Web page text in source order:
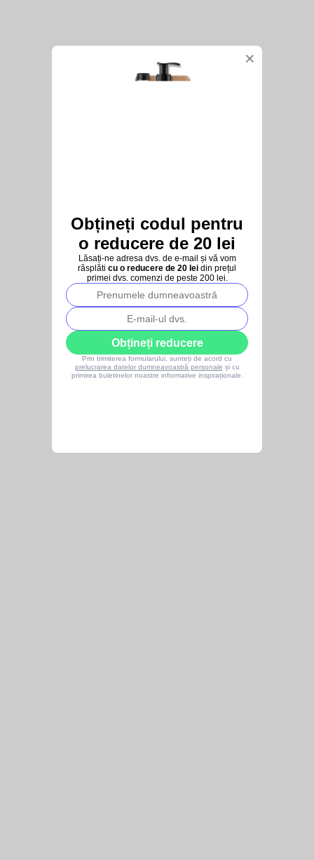
×
Obțineți codul pentru
o reducere de 20 lei
Lăsați-ne adresa dvs. de e-mail și vă vom
răsplăti cu o reducere de 20 lei din prețul
primei dvs. comenzi de peste 200 lei.
Obțineți reducere
Prin trimiterea formularului, sunteți de acord cu
prelucrarea datelor dumneavoastră personale și cu
primirea buletinelor noastre informative inspiraționale.